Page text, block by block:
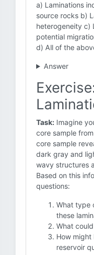
a) Laminations
source rocks b)
heterogeneity c)
potential
d) All of the
Answer
Task: Imagine
core sample
core sample
dark gray and
wavy structures
Based on this
questions:
What type
these
What
How
reservoir